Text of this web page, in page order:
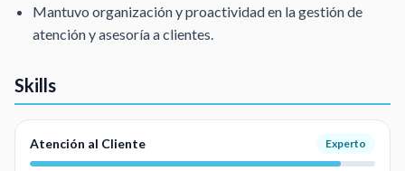
Mantuvo organización y proactividad en la gestión de
atención y asesoría a clientes.
Skills
Atención al Cliente Experto